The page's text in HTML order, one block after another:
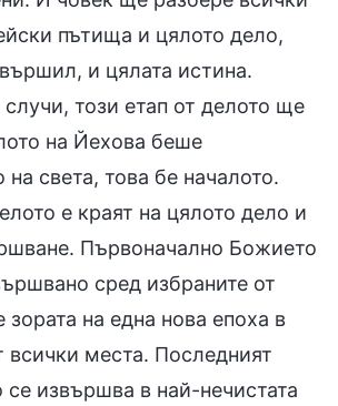
пътища и цялото дело,
и цялата истина.
случи, този етап от делото ще
на Йехова беше
на света, това бе началото.
е краят на цялото дело и
Първоначално Божието
сред избраните от
на една нова епоха в
всички места. Последният
се извършва в най-нечистата